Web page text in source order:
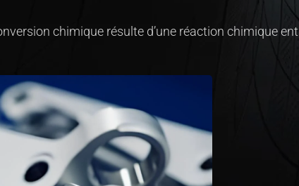
chimique résulte d’une réaction chimique